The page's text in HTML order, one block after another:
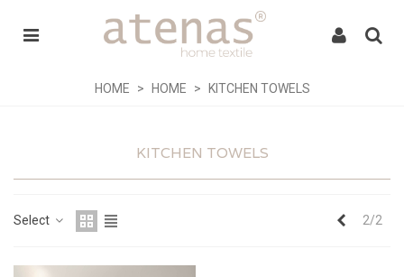
HOME > HOME > KITCHEN TOWELS
KITCHEN TOWELS
Select Previous
2/2